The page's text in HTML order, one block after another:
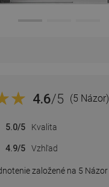
4.6/5 (5 Názor)
založené na 5 Názor
5.0/5 Kvalita
4.9/5 Vzhľad